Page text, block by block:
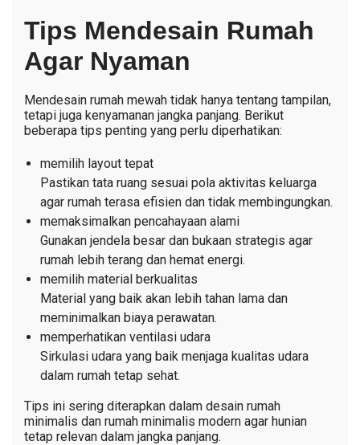
Tips Mendesain Rumah
Agar Nyaman
Mendesain rumah mewah tidak hanya tentang tampilan,
tetapi juga kenyamanan jangka panjang. Berikut
beberapa tips penting yang perlu diperhatikan:
memilih layout tepat
Pastikan tata ruang sesuai pola aktivitas keluarga
agar rumah terasa efisien dan tidak membingungkan.
memaksimalkan pencahayaan alami
Gunakan jendela besar dan bukaan strategis agar
rumah lebih terang dan hemat energi.
memilih material berkualitas
Material yang baik akan lebih tahan lama dan
meminimalkan biaya perawatan.
memperhatikan ventilasi udara
Sirkulasi udara yang baik menjaga kualitas udara
dalam rumah tetap sehat.
Tips ini sering diterapkan dalam desain rumah
minimalis dan rumah minimalis modern agar hunian
tetap relevan dalam jangka panjang.